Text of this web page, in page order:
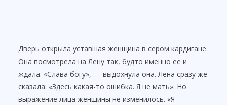
Дверь открыла уставшая женщина в сером кардигане.
Она посмотрела на Лену так, будто именно ее и
ждала. «Слава богу», — выдохнула она. Лена сразу же
сказала: «Здесь какая-то ошибка. Я не мать». Но
выражение лица женщины не изменилось. «Я —